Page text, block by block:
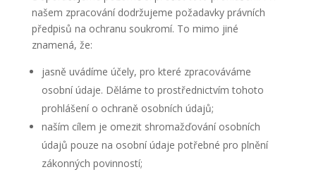
našem zpracování dodržujeme požadavky právních
předpisů na ochranu soukromí. To mimo jiné
znamená, že:
jasně uvádíme účely, pro které zpracováváme
osobní údaje. Děláme to prostřednictvím tohoto
prohlášení o ochraně osobních údajů;
naším cílem je omezit shromažďování osobních
údajů pouze na osobní údaje potřebné pro plnění
zákonných povinností;